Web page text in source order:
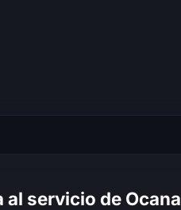
al servicio de Ocana